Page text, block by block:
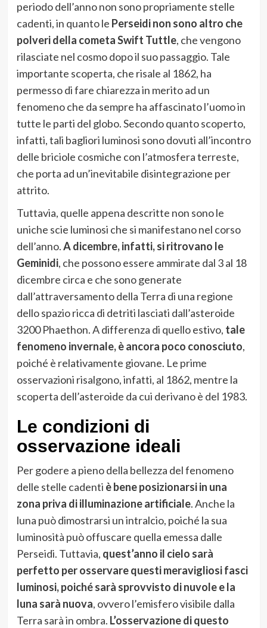
periodo dell’anno non sono propriamente stelle
cadenti, in quanto le Perseidi non sono altro che
polveri della cometa Swift Tuttle, che vengono
rilasciate nel cosmo dopo il suo passaggio. Tale
importante scoperta, che risale al 1862, ha
permesso di fare chiarezza in merito ad un
fenomeno che da sempre ha affascinato l’uomo in
tutte le parti del globo. Secondo quanto scoperto,
infatti, tali bagliori luminosi sono dovuti all’incontro
delle briciole cosmiche con l’atmosfera terreste,
che porta ad un’inevitabile disintegrazione per
attrito.
Tuttavia, quelle appena descritte non sono le
uniche scie luminosi che si manifestano nel corso
dell’anno.A dicembre, infatti, si ritrovano le
Geminidi, che possono essere ammirate dal 3 al 18
dicembre circa e che sono generate
dall’attraversamento della Terra di una regione
dello spazio ricca di detriti lasciati dall’asteroide
3200 Phaethon. A differenza di quello estivo, tale
fenomeno invernale, è ancora poco conosciuto,
poiché è relativamente giovane. Le prime
osservazioni risalgono, infatti, al 1862, mentre la
scoperta dell’asteroide da cui derivano è del 1983.
Le condizioni di
osservazione ideali
Per godere a pieno della bellezza del fenomeno
delle stelle cadenti è bene posizionarsi in una
zona priva di illuminazione artificiale. Anche la
luna può dimostrarsi un intralcio, poiché la sua
luminosità può offuscare quella emessa dalle
Perseidi. Tuttavia, quest’anno il cielo sarà
perfetto per osservare questi meravigliosi fasci
luminosi, poiché sarà sprovvisto di nuvole e la
luna sarà nuova, ovvero l’emisfero visibile dalla
Terra sarà in ombra. L’osservazione di questo